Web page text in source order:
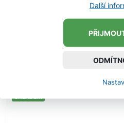
Další
Ripper Gunki G Bump. Tato
povšimnutí. Velký ocásek
neodolatelnou akci.
stabilní. Ideální nástraha na
štiky. délka 14 cm váha 31 g
VLOŽIT
SKLADEM